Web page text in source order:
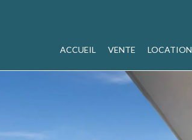
ACCUEIL VENTE LOCATION